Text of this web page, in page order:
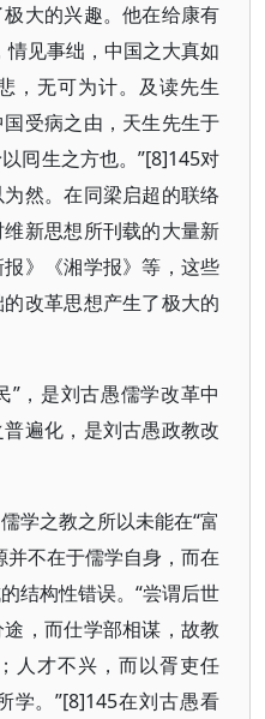
大的兴趣。他在给康有
情见事绌，中国之大真如
，无可为计。及读先生
国受病之由，天生先生于
囘生之方也。”[8]145对
然。在同梁启超的联络
新思想所刊载的大量新
》《湘学报》等，这些
改革思想产生了极大的
”，是刘古愚儒学改革中
遍化，是刘古愚政教改
学之教之所以未能在“富
并不在于儒学自身，而在
结构性错误。“尝谓后世
，而仕学部相谋，故教
人才不兴，而以胥吏任
学。”[8]145在刘古愚看